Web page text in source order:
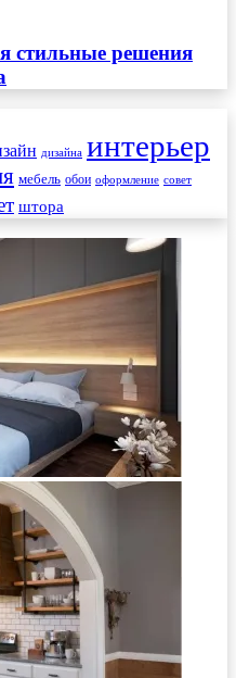
стильные решения
дизайна интерьер
мебель обои оформление совет
штора